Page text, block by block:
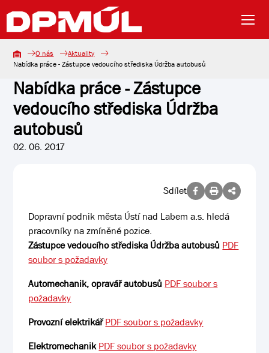
O nás
Aktuality
Nabídka práce - Zástupce vedoucího střediska Údržba autobusů
Nabídka práce - Zástupce
vedoucího střediska Údržba
autobusů
02. 06. 2017
Sdílet
Dopravní podnik města Ústí nad Labem a.s. hledá
pracovníky na zmíněné pozice.
Zástupce vedoucího střediska Údržba autobusů PDF
soubor s požadavky
Automechanik, opravář autobusů PDF soubor s
požadavky
Provozní elektrikářPDF soubor s požadavky
Elektromechanik PDF soubor s požadavky